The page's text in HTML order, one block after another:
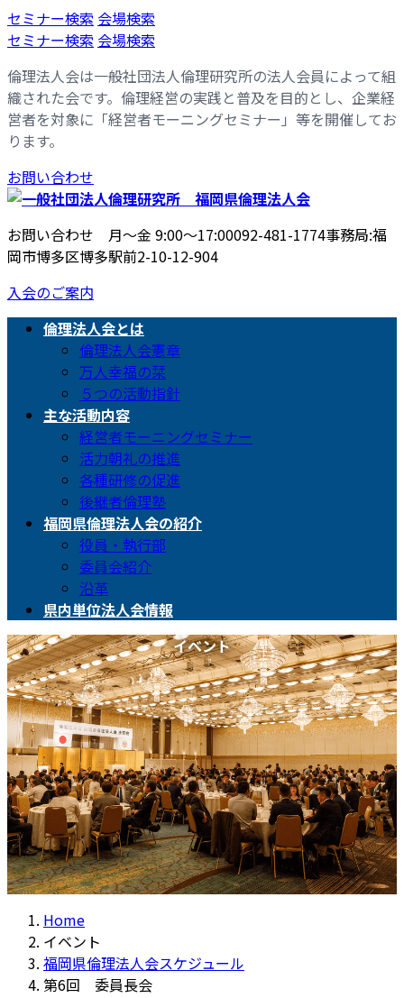
コ
ン
ン
ツ
へ
ス
キ
ッ
ナ
ビ
ー
シ
ョ
ン
に
移
セミナー検索 会場検索
セミナー検索 会場検索
倫理法人会は一般社団法人倫理研究所の法人会員によって組
織された会です。倫理経営の実践と普及を目的とし、企業経
営者を対象に「経営者モーニングセミナー」等を開催してお
ります。
お問い合わせ
お問い合わせ 月〜金 9:00〜17:00092-481-1774事務局:福
岡市博多区博多駅前2-10-12-904
入会のご案内
倫理法人会とは
倫理法人会憲章
万人幸福の栞
５つの活動指針
主な活動内容
経営者モーニングセミナー
活力朝礼の推進
各種研修の促進
後継者倫理塾
福岡県倫理法人会の紹介
役員・執行部
委員会紹介
沿革
県内単位法人会情報
イベント
Home
イベント
福岡県倫理法人会スケジュール
第6回 委員長会